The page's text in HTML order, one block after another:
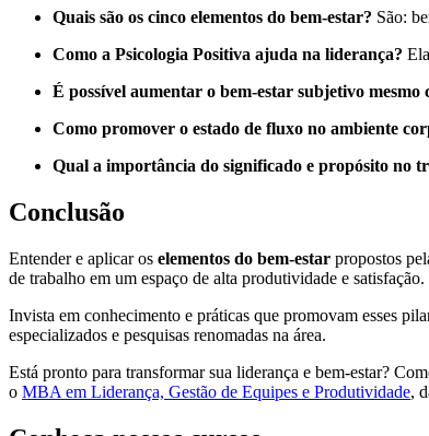
Quais são os cinco elementos do bem-estar? São:
Como a Psicologia Positiva ajuda na liderança?
É possível aumentar o bem-estar subjetivo mesmo
Como promover o estado de fluxo no ambiente
Qual a importância do significado e propósito no
Conclusão
Entender e aplicar os elementos do bem-estar propostos
de trabalho em um espaço de alta produtividade e
Invista em conhecimento e práticas que promovam esses
especializados e pesquisas renomadas na área.
Está pronto para transformar sua liderança e bem-estar?
o MBA em Liderança, Gestão de Equipes e Produtividade,